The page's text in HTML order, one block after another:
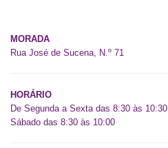
MORADA
Rua José de Sucena, N.º 71
HORÁRIO
De Segunda a Sexta das 8:30 às 10:30
Sábado das 8:30 às 10:00